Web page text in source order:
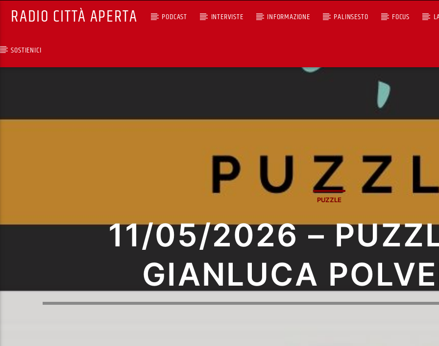
RADIO CITTÀ APERTA PODCAST INTERVISTE INFORMAZIONE PALINSESTO FOCUS
SOSTIENICI
+393401974468
Ascoltaci dal pc
PUZZLE
11/05/2026 –
GIANLUCA